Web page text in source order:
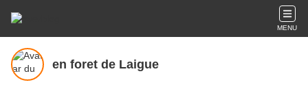
MENU
en foret de Laigue